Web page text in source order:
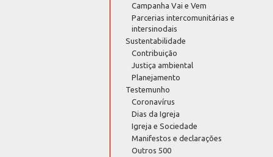
Campanha Vai e Vem
Parcerias intercomunitárias e
intersinodais
Sustentabilidade
Contribuição
Justiça ambiental
Planejamento
Testemunho
Coronavírus
Dias da Igreja
Igreja e Sociedade
Manifestos e declarações
Outros 500